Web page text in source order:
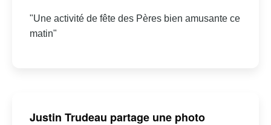
"Une activité de fête des Pères bien amusante ce
matin"
Justin Trudeau partage une photo